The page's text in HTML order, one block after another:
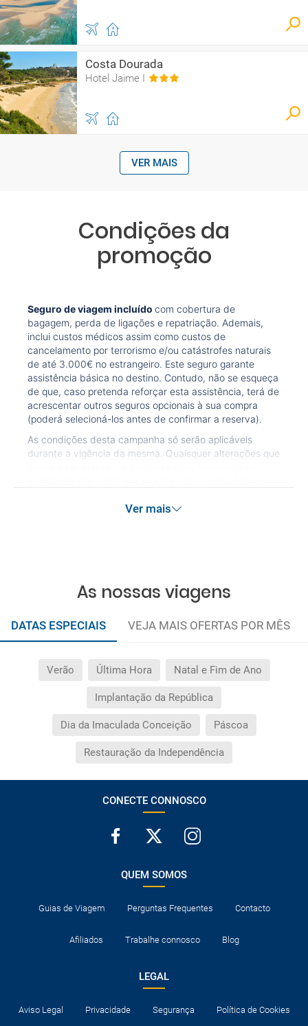
Costa Dourada
Hotel Jaime I
VER MAIS
Condições da
promoção
Seguro de viagem incluído com cobertura de
bagagem, perda de ligações e repatriação. Ademais,
inclui custos médicos assim como custos de
cancelamento por terrorismo e/ou catástrofes naturais
de até 3.000€ no estrangeiro. Este seguro garante
assistência básica no destino. Contudo, não se esqueça
de que, caso pretenda reforçar esta assistência, terá de
acrescentar outros seguros opcionais à sua compra
(poderá selecioná-los antes de confirmar a reserva).
As condições desta campanha só serão aplicáveis
durante a vigência da mesma. Quaisquer alterações que
Ver mais
As nossas viagens
DATAS ESPECIAIS VEJA MAIS OFERTAS POR MÊS
Verão Última Hora Natal e Fim de Ano
Implantação da República
Dia da Imaculada Conceição Páscoa
Restauração da Independência
CONECTE CONNOSCO
QUEM SOMOS
Guias de Viagem Perguntas Frequentes Contacto
Afiliados Trabalhe connosco Blog
LEGAL
Aviso Legal Privacidade Segurança Política de Cookies